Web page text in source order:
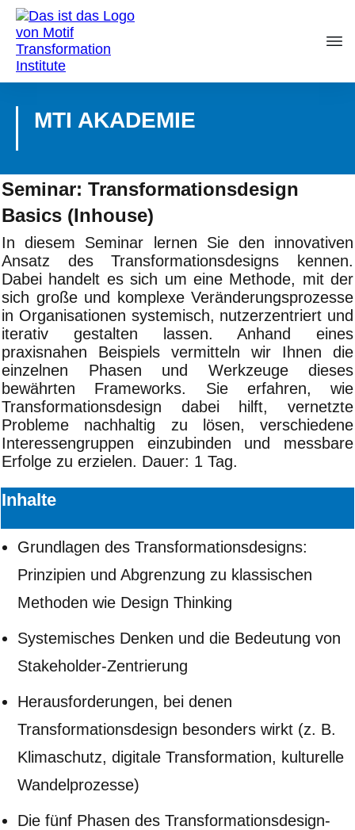
MTI AKADEMIE
Seminar: Transformationsdesign
Basics (Inhouse)
In diesem Seminar lernen Sie den innovativen
Ansatz des Transformationsdesigns kennen.
Dabei handelt es sich um eine Methode, mit der
sich große und komplexe Veränderungsprozesse
in Organisationen systemisch, nutzerzentriert und
iterativ gestalten lassen. Anhand eines
praxisnahen Beispiels vermitteln wir Ihnen die
einzelnen Phasen und Werkzeuge dieses
bewährten Frameworks. Sie erfahren, wie
Transformationsdesign dabei hilft, vernetzte
Probleme nachhaltig zu lösen, verschiedene
Interessengruppen einzubinden und messbare
Erfolge zu erzielen. Dauer: 1 Tag.
Inhalte
Grundlagen des Transformationsdesigns:
Prinzipien und Abgrenzung zu klassischen
Methoden wie Design Thinking
Systemisches Denken und die Bedeutung von
Stakeholder-Zentrierung
Herausforderungen, bei denen
Transformationsdesign besonders wirkt (z. B.
Klimaschutz, digitale Transformation, kulturelle
Wandelprozesse)
Die fünf Phasen des Transformationsdesign-